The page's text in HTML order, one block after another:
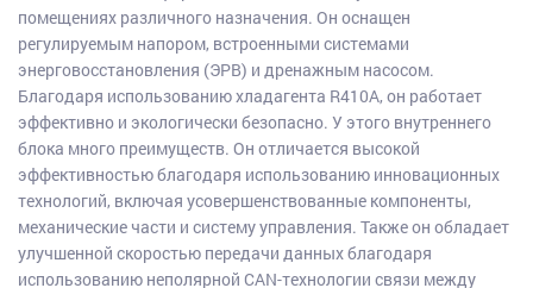
помещениях различного назначения. Он оснащен
регулируемым напором, встроенными системами
энерговосстановления (ЭРВ) и дренажным насосом.
Благодаря использованию хладагента R410A, он работает
эффективно и экологически безопасно. У этого внутреннего
блока много преимуществ. Он отличается высокой
эффективностью благодаря использованию инновационных
технологий, включая усовершенствованные компоненты,
механические части и систему управления. Также он обладает
улучшенной скоростью передачи данных благодаря
использованию неполярной CAN-технологии связи между